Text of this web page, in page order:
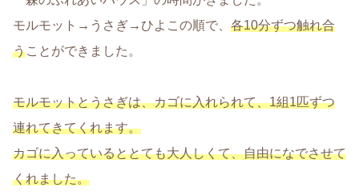
モルモット→うさぎ→ひよこの順で、 各10分ずつ触れ合
うことができました。
モルモットとうさぎは、カゴに入れられて、1組1匹ずつ
連れてきてくれます。
カゴに入っているととても大人しくて、自由になでさせて
くれました。